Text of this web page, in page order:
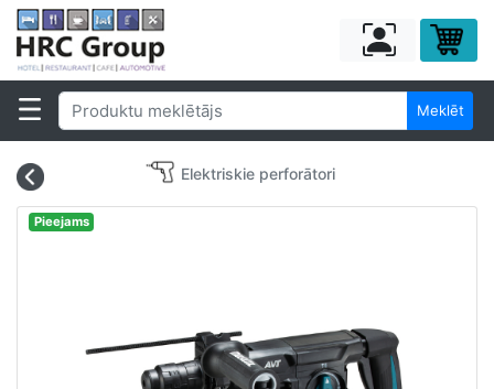
Meklēt
Elektriskie perforātori
Pieejams